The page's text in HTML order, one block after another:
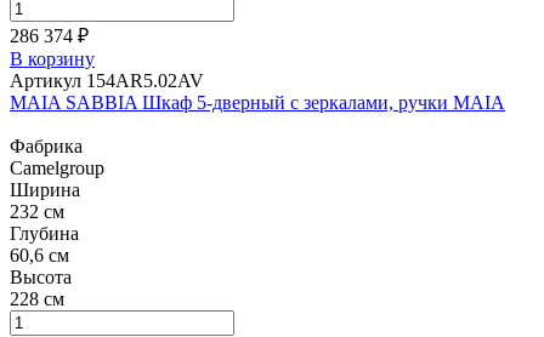
286 374 ₽
В корзину
Артикул 154AR5.02AV
MAIA SABBIA Шкаф 5-дверный с зеркалами, ручки MAIA
Фабрика
Camelgroup
Ширина
232 см
Глубина
60,6 см
Высота
228 см